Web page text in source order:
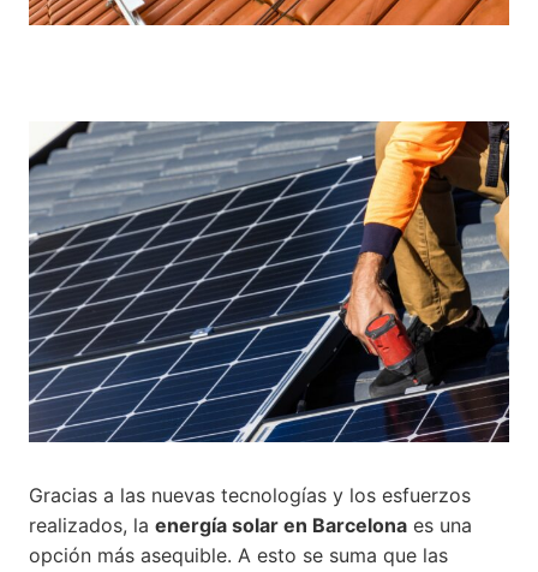
Gracias a las nuevas tecnologías y los esfuerzos
realizados, la energía solar en Barcelona es una
opción más asequible. A esto se suma que las